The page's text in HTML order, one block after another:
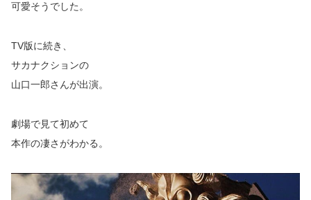
可愛そうでした。
TV版に続き、
サカナクションの
山口一郎さんが出演。
劇場で見て初めて
本作の凄さがわかる。